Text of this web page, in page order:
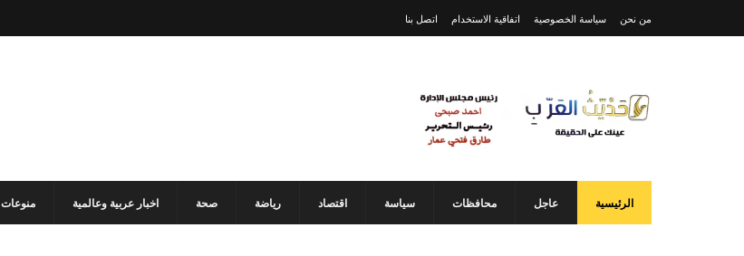
من نحن سياسة الخصوصية اتفاقية الاستخدام اتصل بنا
الرئيسية عاجل محافظات سياسة اقتصاد رياضة صحة اخبار عربية وعالمية منوعات